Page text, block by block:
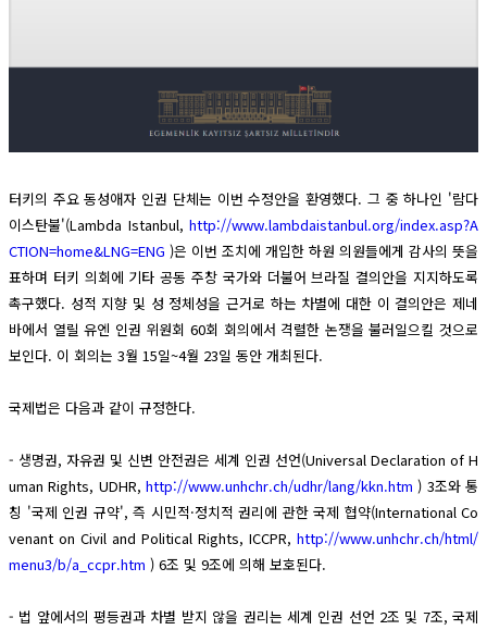
터키의 주요 동성애자 인권 단체는 이번 수정안을 환영했다. 그 중 하나인 '람다
이스탄불'(Lambda Istanbul, http://www.lambdaistanbul.org/index.asp?A
CTION=home&LNG=ENG )은 이번 조치에 개입한 하원 의원들에게 감사의 뜻을
표하며 터키 의회에 기타 공동 주창 국가와 더불어 브라질 결의안을 지지하도록
촉구했다. 성적 지향 및 성 정체성을 근거로 하는 차별에 대한 이 결의안은 제네
바에서 열릴 유엔 인권 위원회 60회 회의에서 격렬한 논쟁을 불러일으킬 것으로
보인다. 이 회의는 3월 15일~4월 23일 동안 개최된다.
국제법은 다음과 같이 규정한다.
- 생명권, 자유권 및 신변 안전권은 세계 인권 선언(Universal Declaration of H
uman Rights, UDHR, http://www.unhchr.ch/udhr/lang/kkn.htm ) 3조와 통
칭 '국제 인권 규약', 즉 시민적·정치적 권리에 관한 국제 협약(International Co
venant on Civil and Political Rights, ICCPR, http://www.unhchr.ch/html/
menu3/b/a_ccpr.htm ) 6조 및 9조에 의해 보호된다.
- 법 앞에서의 평등권과 차별 받지 않을 권리는 세계 인권 선언 2조 및 7조, 국제